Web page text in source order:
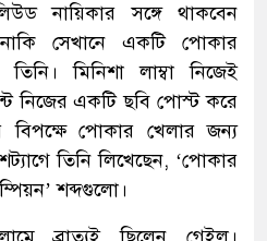
নায়িকার সঙ্গে থাকবেন
সেখানে একটি পোকার
মিনিশা লাম্বা নিজেই
নিজের একটি ছবি পোস্ট করে
বিপক্ষে পোকার খেলার জন্য
তিনি লিখেছেন, ‘পোকার
শব্দগুলো।